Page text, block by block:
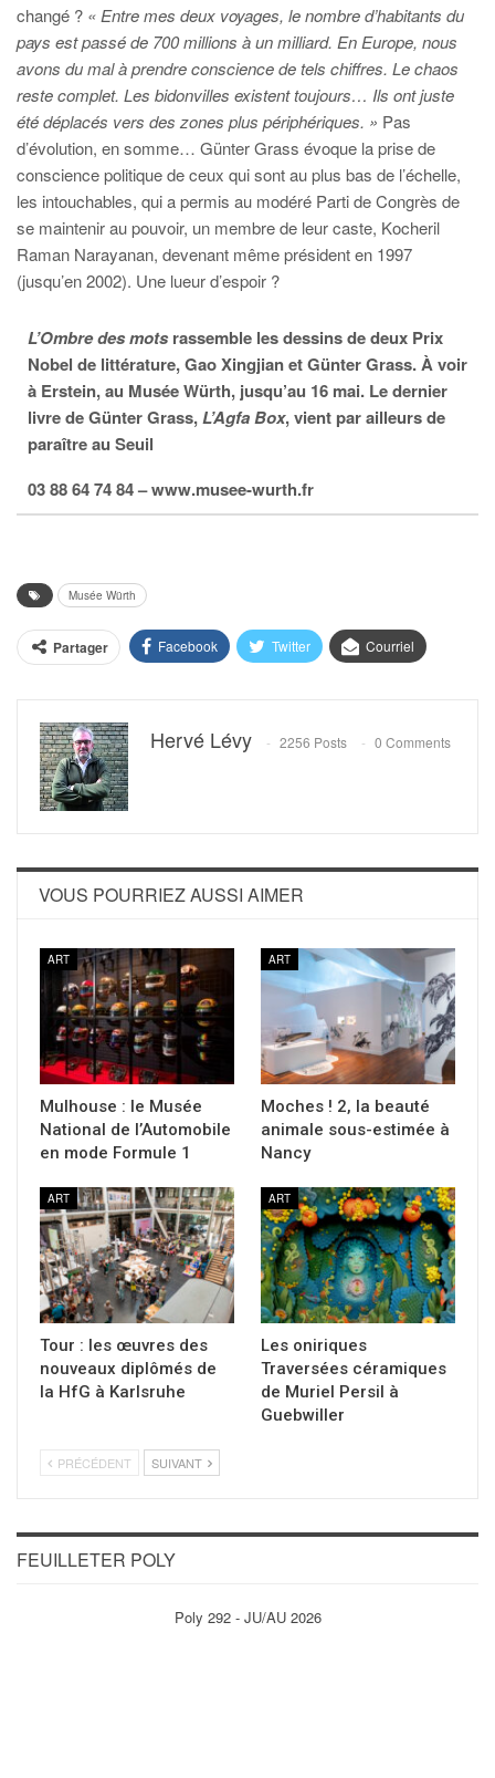
changé ? « Entre mes deux voyages, le nombre d’habitants du
pays est passé de 700 millions à un milliard. En Europe, nous
avons du mal à prendre conscience de tels chiffres. Le chaos
reste complet. Les bidonvilles existent toujours… Ils ont juste
été déplacés vers des zones plus périphériques. » Pas
d’évolution, en somme… Günter Grass évoque la prise de
conscience politique de ceux qui sont au plus bas de l’échelle,
les intouchables, qui a permis au modéré Parti de Congrès de
se maintenir au pouvoir, un membre de leur caste, Kocheril
Raman Narayanan, devenant même président en 1997
(jusqu’en 2002). Une lueur d’espoir ?
L’Ombre des motsrassemble les dessins de deux Prix
Nobel de littérature, Gao Xingjian et Günter Grass. À voir
à Erstein, au Musée Würth, jusqu’au 16 mai. Le dernier
livre de Günter Grass,L’Agfa Box, vient par ailleurs de
paraître au Seuil
03 88 64 74 84 –www.musee-wurth.fr
Musée Würth
Partager Facebook Twitter Courriel
Hervé Lévy 2256 Posts 0 Comments
VOUS POURRIEZ AUSSI AIMER
ART
Mulhouse : le Musée
National de l’Automobile
en mode Formule 1
ART
Moches ! 2, la beauté
animale sous-estimée à
Nancy
ART
Tour : les œuvres des
nouveaux diplômés de
la HfG à Karlsruhe
ART
Les oniriques
Traversées céramiques
de Muriel Persil à
Guebwiller
PRÉCÉDENT SUIVANT
FEUILLETER POLY
Poly 292 - JU/AU 2026